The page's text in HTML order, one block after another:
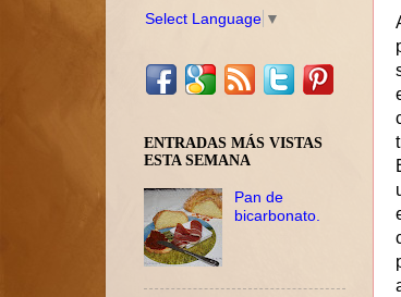
Select Language ▼
ENTRADAS MÁS VISTAS
ESTA SEMANA
Pan de
bicarbonato.